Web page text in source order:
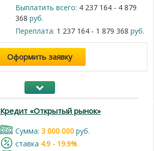
Выплатить всего: 4 237 164 - 4 879
368 руб.
Переплата: 1 237 164 - 1 879 368 руб.
Оформить заявку
Кредит «Открытый рынок»
Cумма: 3 000 000руб.
cтавка 4.9 - 19.9%